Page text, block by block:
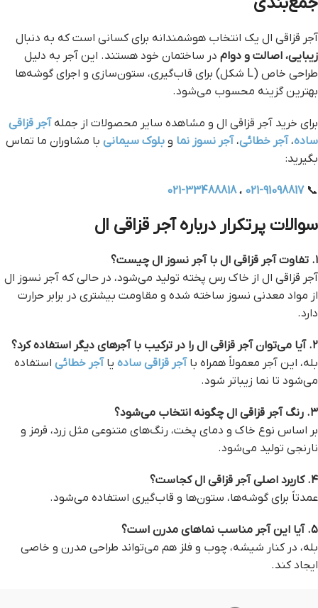
آجر قزاقی ال یک انتخاب هوشمندانه برای کسانی است که به دنبال
زیبایی، اصالت و دوام در ساختمان خود هستند. این آجر به دلیل
طراحی خاص (L شکل) برای قاب‌گیری، ستون‌سازی و اجرای گوشه‌ها
بهترین گزینه محسوب می‌شود.
برای خرید آجر قزاقی ال و مشاهده سایر محصولات از جمله آجر قزاقی
ساده، آجر خطائی، آجر نسوز نما و بلوک سیمانی با مشاوران ما تماس
بگیرید:
📞
021-91098817 ،021-33488818
سوالات پرتکرار درباره آجر قزاقی ال
۱. تفاوت آجر قزاقی ال با آجر نسوز ال چیست؟
آجر قزاقی ال از خاک رس پخته تولید می‌شود، در حالی که آجر نسوز ال
از مواد معدنی نسوز ساخته شده و مقاومت بیشتری در برابر حرارت
دارد.
۲. آیا می‌توان آجر قزاقی ال را در ترکیب با آجرهای دیگر استفاده کرد؟
بله، این آجر معمولاً همراه با آجر قزاقی ساده یا آجر خطائی استفاده
می‌شود تا نما زیباتر شود.
۳. رنگ آجر قزاقی ال چگونه انتخاب می‌شود؟
بر اساس نوع خاک و دمای پخت، رنگ‌های متنوعی مثل زرد، قرمز و
نارنجی تولید می‌شود.
۴. کاربرد اصلی آجر قزاقی ال کجاست؟
عمدتاً برای گوشه‌ها، ستون‌ها و قاب‌گیری استفاده می‌شود.
۵. آیا این آجر مناسب نماهای مدرن است؟
بله، در کنار شیشه، چوب و فلز هم می‌تواند طراحی مدرن و خاصی
ایجاد کند.